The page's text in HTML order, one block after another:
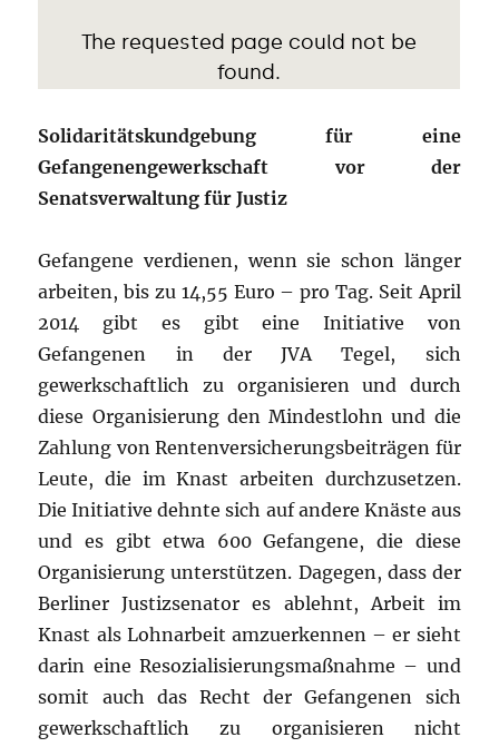
Solidaritätskundgebung für eine
Gefangenengewerkschaft vor der
Senatsverwaltung für Justiz
Gefangene verdienen, wenn sie schon länger
arbeiten, bis zu 14,55 Euro – pro Tag. Seit April
2014 gibt es gibt eine Initiative von
Gefangenen in der JVA Tegel, sich
gewerkschaftlich zu organisieren und durch
diese Organisierung den Mindestlohn und die
Zahlung von Rentenversicherungsbeiträgen für
Leute, die im Knast arbeiten durchzusetzen.
Die Initiative dehnte sich auf andere Knäste aus
und es gibt etwa 600 Gefangene, die diese
Organisierung unterstützen. Dagegen, dass der
Berliner Justizsenator es ablehnt, Arbeit im
Knast als Lohnarbeit amzuerkennen – er sieht
darin eine Resozialisierungsmaßnahme – und
somit auch das Recht der Gefangenen sich
gewerkschaftlich zu organisieren nicht